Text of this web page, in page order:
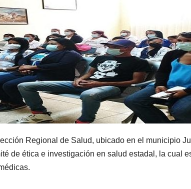
Regional de Salud, ubicado en el municipio
de ética e investigación en salud estadal, la cual